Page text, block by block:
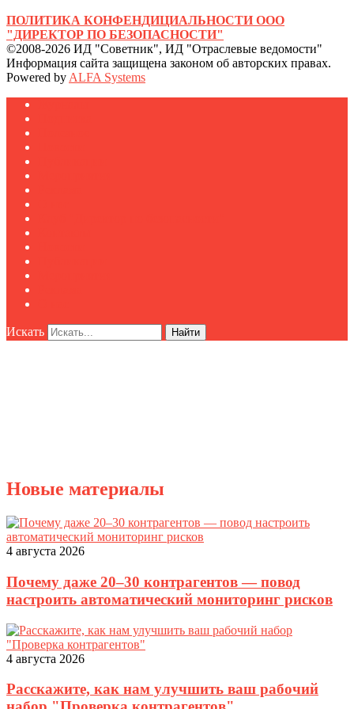
ПОЛИТИКА КОНФЕНДИЦИАЛЬНОСТИ ООО
"ДИРЕКТОР ПО БЕЗОПАСНОСТИ"
©2008-2026 ИД "Советник", ИД "Отраслевые ведомости"
Информация сайта защищена законом об авторских правах.
Powered by ALFA Systems
Искать Найти
Новые материалы
4 августа 2026
Почему даже 20–30 контрагентов — повод
настроить автоматический мониторинг рисков
4 августа 2026
Расскажите, как нам улучшить ваш рабочий